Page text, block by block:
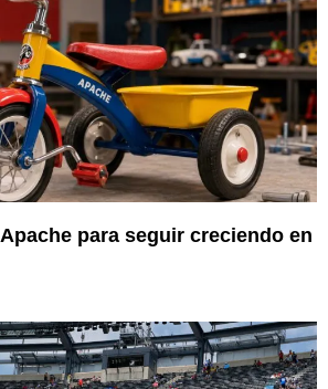
para seguir creciendo en